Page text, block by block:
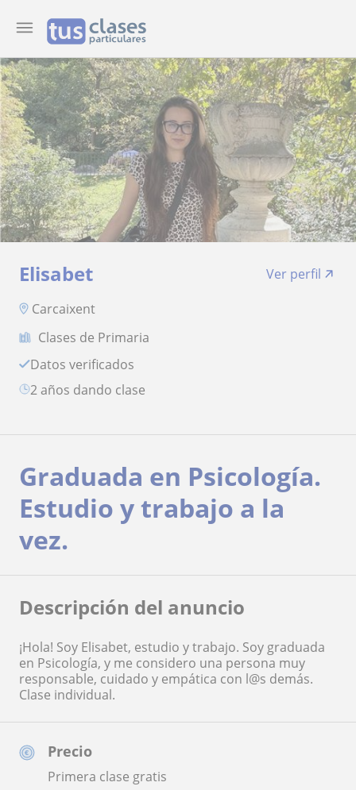
Elisabet
Ver perfil
Carcaixent
Clases de Primaria
Datos verificados
2 años dando clase
Precio
Primera clase gratis
Graduada en Psicología.
Estudio y trabajo a la
vez.
Descripción del anuncio
¡Hola! Soy Elisabet, estudio y trabajo. Soy graduada
en Psicología, y me considero una persona muy
responsable, cuidado y empática con l@s demás.
Clase individual.